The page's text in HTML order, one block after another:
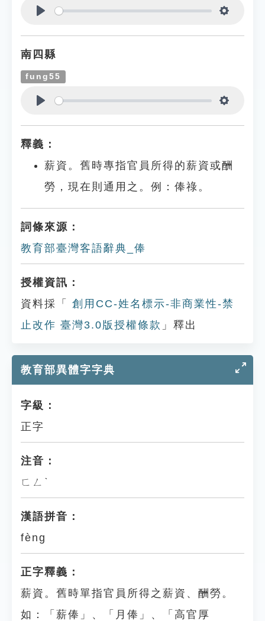
南四縣
fung55
釋義：
薪資。舊時專指官員所得的薪資或酬
勞，現在則通用之。例：俸祿。
詞條來源：
教育部臺灣客語辭典_俸
授權資訊：
資料採「
創用CC-姓名標示-非商業性-禁
止改作 臺灣3.0版授權條款 」釋出
教育部異體字字典
字級：
正字
注音：
ㄈㄥˋ
漢語拼音：
fèng
正字釋義：
薪資。舊時單指官員所得之薪資、酬勞。
如：「薪俸」、「月俸」、「高官厚